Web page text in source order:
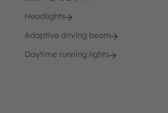
Headlights
Adaptive driving beam
Daytime running lights